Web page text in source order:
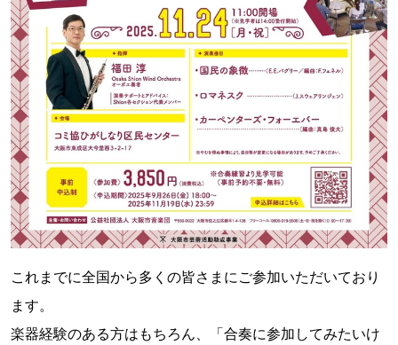
これまでに全国から多くの皆さまにご参加いただいており
ます。
楽器経験のある方はもちろん、「合奏に参加してみたいけ